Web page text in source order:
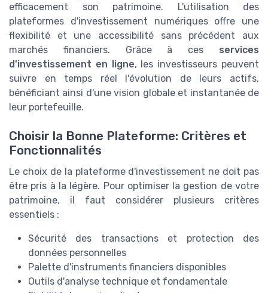
efficacement son patrimoine. L'utilisation des
plateformes d'investissement numériques offre une
flexibilité et une accessibilité sans précédent aux
marchés financiers. Grâce à ces services
d'investissement en ligne, les investisseurs peuvent
suivre en temps réel l'évolution de leurs actifs,
bénéficiant ainsi d'une vision globale et instantanée de
leur portefeuille.
Choisir la Bonne Plateforme: Critères et
Fonctionnalités
Le choix de la plateforme d'investissement ne doit pas
être pris à la légère. Pour optimiser la gestion de votre
patrimoine, il faut considérer plusieurs critères
essentiels :
Sécurité des transactions et protection des
données personnelles
Palette d'instruments financiers disponibles
Outils d'analyse technique et fondamentale